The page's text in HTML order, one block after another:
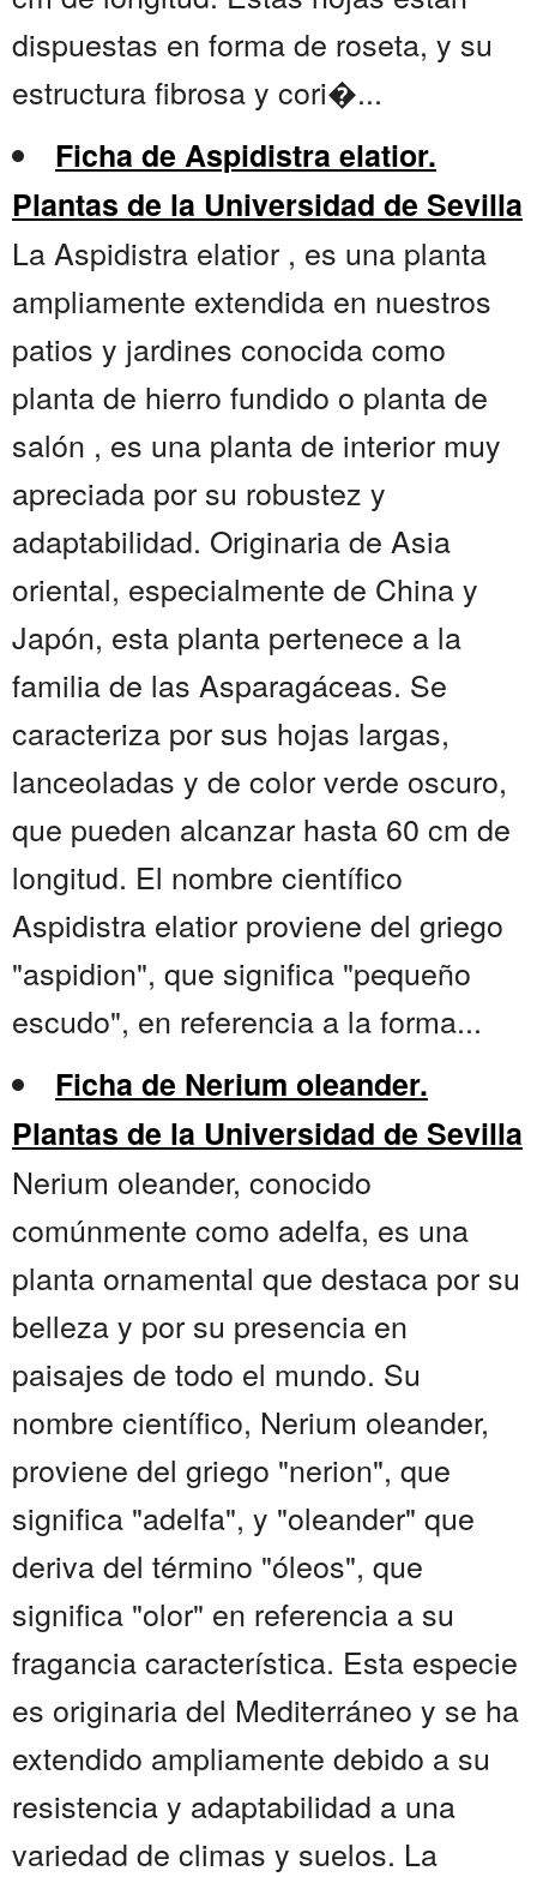
dispuestas en forma de roseta, y su
estructura fibrosa y cori�...
Ficha de Aspidistra elatior.
Plantas de la Universidad de Sevilla
La Aspidistra elatior , es una planta
ampliamente extendida en nuestros
patios y jardines conocida como
planta de hierro fundido o planta de
salón , es una planta de interior muy
apreciada por su robustez y
adaptabilidad. Originaria de Asia
oriental, especialmente de China y
Japón, esta planta pertenece a la
familia de las Asparagáceas. Se
caracteriza por sus hojas largas,
lanceoladas y de color verde oscuro,
que pueden alcanzar hasta 60 cm de
longitud. El nombre científico
Aspidistra elatior proviene del griego
"aspidion", que significa "pequeño
escudo", en referencia a la forma...
Ficha de Nerium oleander.
Plantas de la Universidad de Sevilla
Nerium oleander, conocido
comúnmente como adelfa, es una
planta ornamental que destaca por su
belleza y por su presencia en
paisajes de todo el mundo. Su
nombre científico, Nerium oleander,
proviene del griego "nerion", que
significa "adelfa", y "oleander" que
deriva del término "óleos", que
significa "olor" en referencia a su
fragancia característica. Esta especie
es originaria del Mediterráneo y se ha
extendido ampliamente debido a su
resistencia y adaptabilidad a una
variedad de climas y suelos. La